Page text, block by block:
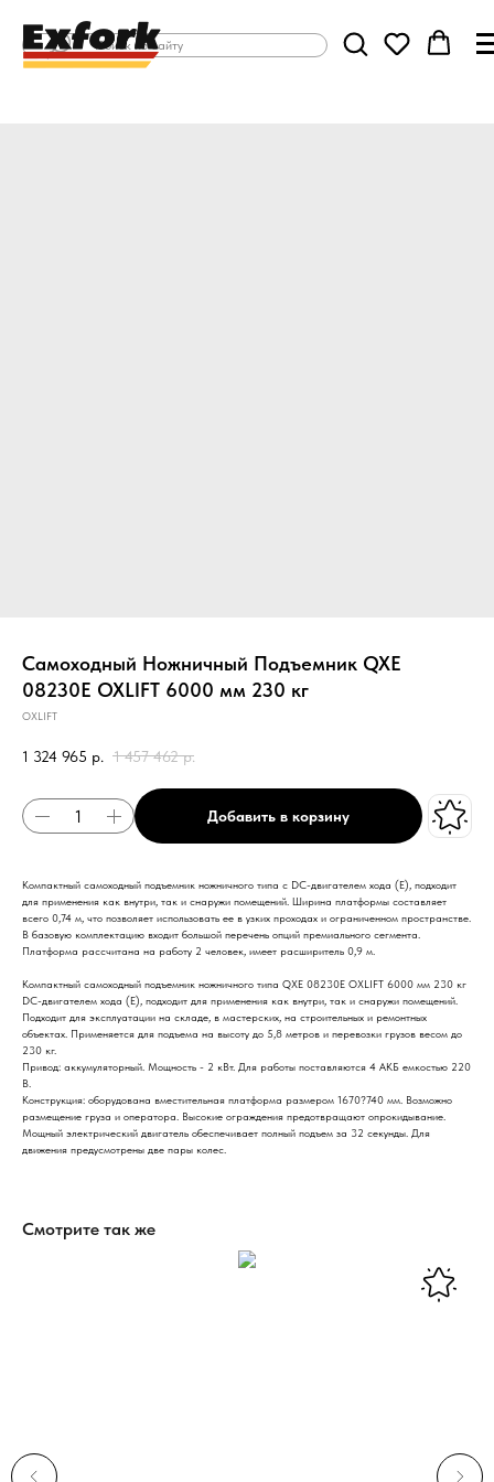
Самоходный Ножничный Подъемник QXE
08230E OXLIFT 6000 мм 230 кг
OXLIFT
1 324 965 р. 1 457 462 р.
Добавить в корзину
Компактный самоходный подъемник ножничного типа с DC-двигателем хода (E), подходит
для применения как внутри, так и снаружи помещений. Ширина платформы составляет
всего 0,74 м, что позволяет использовать ее в узких проходах и ограниченном пространстве.
В базовую комплектацию входит большой перечень опций премиального сегмента.
Платформа рассчитана на работу 2 человек, имеет расширитель 0,9 м.
Компактный самоходный подъемник ножничного типа QXE 08230E OXLIFT 6000 мм 230 кг
DC-двигателем хода (E), подходит для применения как внутри, так и снаружи помещений.
Подходит для эксплуатации на складе, в мастерских, на строительных и ремонтных
объектах. Применяется для подъема на высоту до 5,8 метров и перевозки грузов весом до
230 кг.
Привод: аккумуляторный. Мощность - 2 кВт. Для работы поставляются 4 АКБ емкостью 220
В.
Конструкция: оборудована вместительная платформа размером 1670?740 мм. Возможно
размещение груза и оператора. Высокие ограждения предотвращают опрокидывание.
Мощный электрический двигатель обеспечивает полный подъем за 32 секунды. Для
движения предусмотрены две пары колес.
Смотрите так же